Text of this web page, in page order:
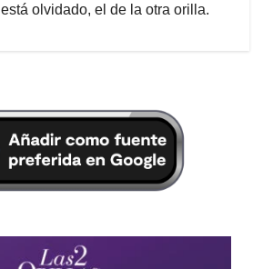
está olvidado, el de la otra orilla.